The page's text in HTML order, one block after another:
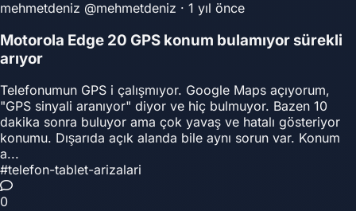
mehmetdeniz @mehmetdeniz · 1 yıl önce
Motorola Edge 20 GPS konum bulamıyor sürekli
arıyor
Telefonumun GPS i çalışmıyor. Google Maps açıyorum,
"GPS sinyali aranıyor" diyor ve hiç bulmuyor. Bazen 10
dakika sonra buluyor ama çok yavaş ve hatalı gösteriyor
konumu. Dışarıda açık alanda bile aynı sorun var. Konum
a...
#telefon-tablet-arizalari
0